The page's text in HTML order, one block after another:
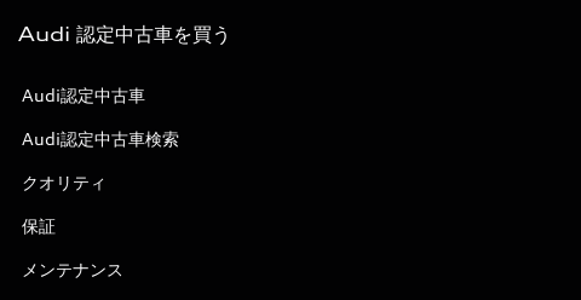
Audi 認定中古車を買う
Audi認定中古車
Audi認定中古車検索
クオリティ
保証
メンテナンス